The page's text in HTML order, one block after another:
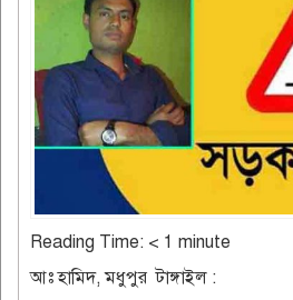
Reading Time: < 1 minute
আঃ হামিদ, মধুপুর টাঙ্গাইল :